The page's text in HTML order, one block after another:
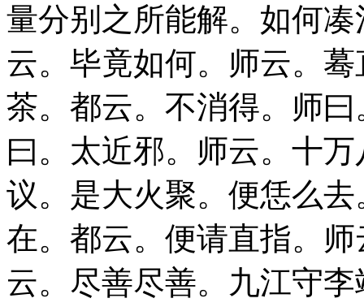
量分别之所能解。如何
云。毕竟如何。师云。
茶。都云。不消得。师
曰。太近邪。师云。十
议。是大火聚。便恁么
在。都云。便请直指。
云。尽善尽善。九江守